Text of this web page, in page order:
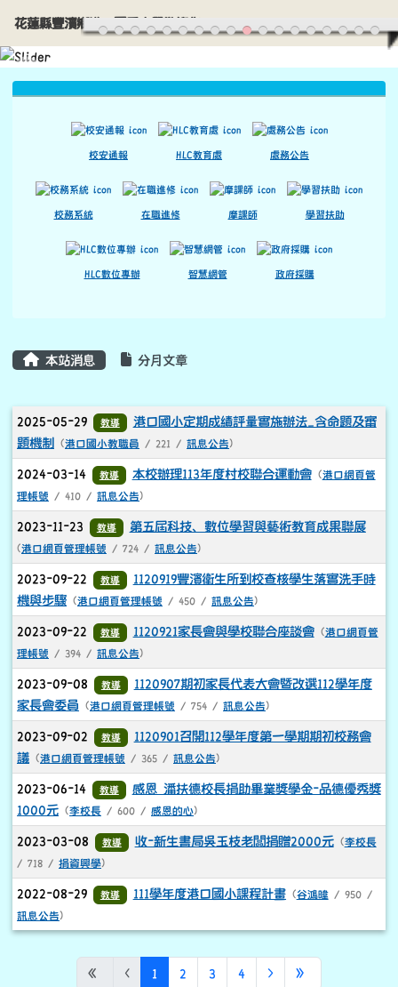
花蓮縣豐濱鄉港口國民小學歡迎您
導覽列
花蓮縣豐濱鄉港口國民小學歡迎您
上中區域內容
校安通報 HLC教育處 處務公告
校務系統 在職進修 摩課師 學習扶助
HLC數位專辦 智慧網管 政府採購
本站消息 分月文章
文章列表
2025-05-29 教導
港口國小定期成績評量實施辦法_含命題及審
題機制
(港口國小教職員 / 221 / 訊息公告)
2024-03-14 教導 本校辦理113年度村校聯合運動會 (港口網頁管
理帳號 / 410 / 訊息公告)
2023-11-23 教導 第五屆科技、數位學習與藝術教育成果聯展
(港口網頁管理帳號 / 724 / 訊息公告)
2023-09-22 教導
1120919豐濱衛生所到校查核學生落實洗手時
機與步驟 (港口網頁管理帳號 / 450 / 訊息公告)
2023-09-22 教導 1120921家長會與學校聯合座談會 (港口網頁管
理帳號 / 394 / 訊息公告)
2023-09-08 教導
1120907期初家長代表大會暨改選112學年度
家長會委員
(港口網頁管理帳號 / 754 / 訊息公告)
2023-09-02 教導
1120901召開112學年度第一學期期初校務會
議 (港口網頁管理帳號 / 365 / 訊息公告)
2023-06-14 教導
感恩 潘扶德校長捐助畢業獎學金-品德優秀獎
1000元 (李校長 / 600 / 感恩的心)
2023-03-08 教導 收-新生書局吳玉枝老闆捐贈2000元 (李校長
/ 718 / 捐資興學)
2022-08-29 教導 111學年度港口國小課程計畫 (谷鴻暐/ 950 /
訊息公告)
« ‹ 1 (目前頁次)
2 3 4 ›下一頁
»
頁尾區域